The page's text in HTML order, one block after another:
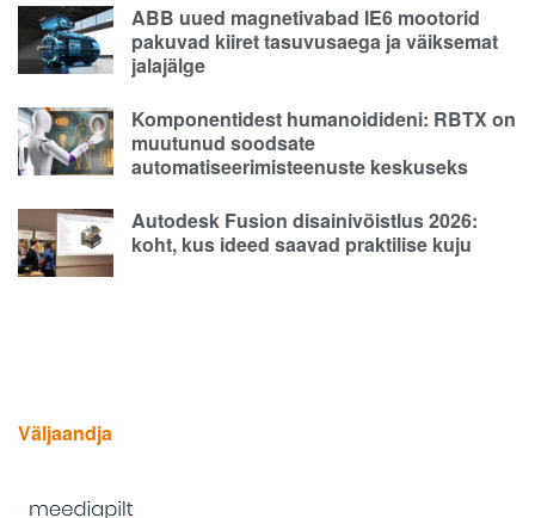
ABB uued magnetivabad IE6 mootorid
pakuvad kiiret tasuvusaega ja väiksemat
jalajälge
Komponentidest humanoidideni: RBTX on
muutunud soodsate
automatiseerimisteenuste keskuseks
Autodesk Fusion disainivõistlus 2026:
koht, kus ideed saavad praktilise kuju
Väljaandja